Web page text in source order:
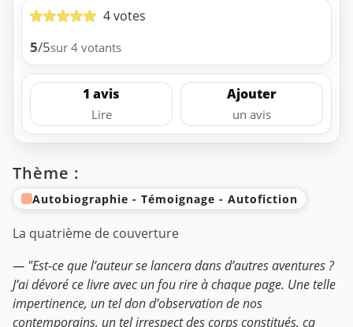
4 votes
5/5sur 4 votants
1 avis
Lire
Ajouter
un avis
Thème :
Autobiographie - Témoignage - Autofiction
La quatrième de couverture
— "Est-ce que l’auteur se lancera dans d’autres aventures ?
J’ai dévoré ce livre avec un fou rire à chaque page. Une telle
impertinence, un tel don d’observation de nos
contemporains, un tel irrespect des corps constitués, ça